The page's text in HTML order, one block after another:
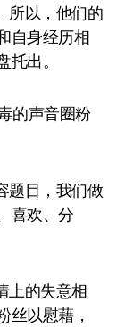
所以，他们的
自身经历相
出。
题目，我们做
喜欢、分
上的失意相
丝以慰藉，